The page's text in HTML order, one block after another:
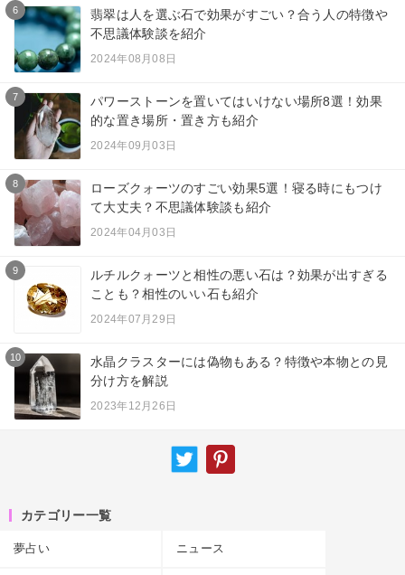
6
翡翠は人を選ぶ石で効果がすごい？合う人の特徴や
不思議体験談を紹介
2024年08月08日
7
パワーストーンを置いてはいけない場所8選！効果
的な置き場所・置き方も紹介
2024年09月03日
8
ローズクォーツのすごい効果5選！寝る時にもつけ
て大丈夫？不思議体験談も紹介
2024年04月03日
9
ルチルクォーツと相性の悪い石は？効果が出すぎる
ことも？相性のいい石も紹介
2024年07月29日
10
水晶クラスターには偽物もある？特徴や本物との見
分け方を解説
2023年12月26日
カテゴリー一覧
夢占い ニュース